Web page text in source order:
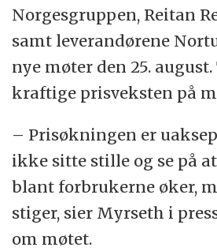
Norgesgruppen, Reitan
samt leverandørene
nye møter den 25.
kraftige prisveksten på
– Prisøkningen er
ikke sitte stille og se på
blant forbrukerne øker,
stiger, sier Myrseth i
om møtet.